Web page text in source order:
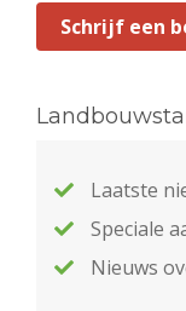
Schrijf een
Laatste
Speciale
Nieuws